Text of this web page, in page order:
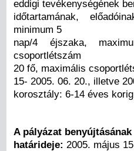
eddigi tevékenységének
időtartamának,
minimum 5
nap/4 éjszaka,
csoportlétszám
20 fő, maximális
15- 2005. 06. 20., illetve
korosztály: 6-14 éves
A pályázat benyújtásának
határideje: 2005. május